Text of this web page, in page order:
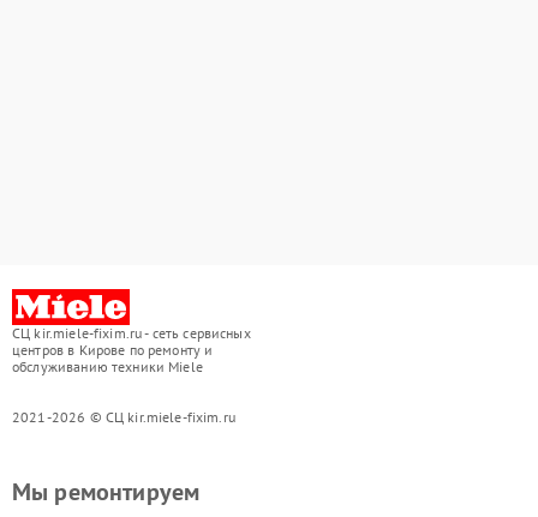
СЦ kir.miele-fixim.ru - сеть сервисных
центров в Кирове по ремонту и
обслуживанию техники Miele
2021-2026 © СЦ kir.miele-fixim.ru
Мы ремонтируем